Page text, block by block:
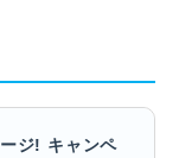
ジ! キャンペ